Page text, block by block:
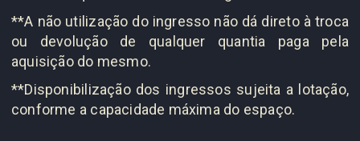
**A não utilização do ingresso não dá direto à troca
ou devolução de qualquer quantia paga pela
aquisição do mesmo.
**Disponibilização dos ingressos sujeita a lotação,
conforme a capacidade máxima do espaço.